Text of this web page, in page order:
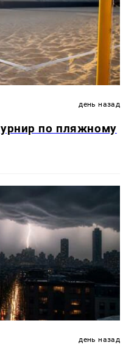
день назад
по пляжному
день назад